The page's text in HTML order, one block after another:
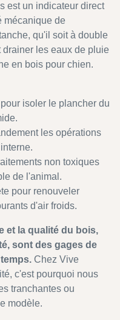
est un indicateur direct
mécanique de
qu'il soit à double
drainer les eaux de pluie
en bois pour chien.
isoler le plancher du
les opérations
interne.
non toxiques
de l'animal.
pour renouveler
d'air froids.
et la qualité du bois,
sont des gages de
Chez Vive
c'est pourquoi nous
tranchantes ou
modèle.